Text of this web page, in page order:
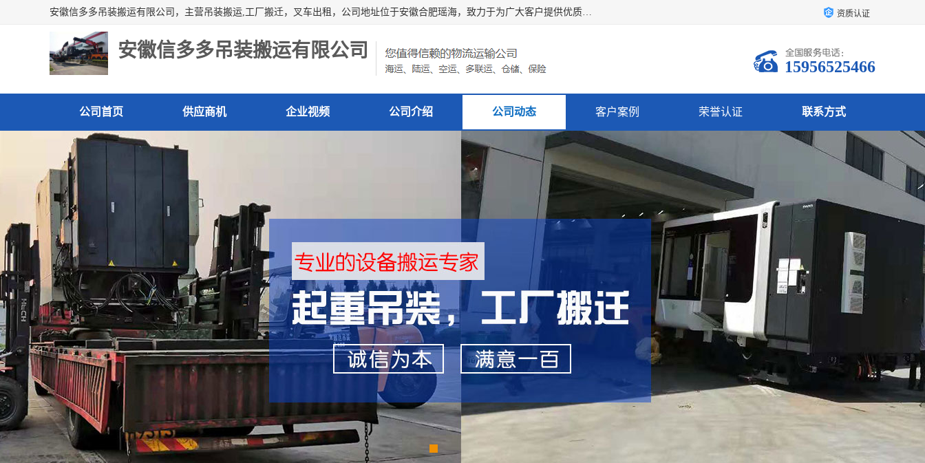
安徽信多多吊装搬运有限公司，主营吊装搬运,工厂搬迁，叉车出租，公司地址位于安徽合肥瑶海，致力于为广大客户提供优质的产品/服务，如果您对我公司的产品服务感兴趣，请联系[安徽信多多吊装搬运有限公司]，期待您的来电。 资质认证
安徽信多多吊装搬运有限公司
15956525466
公司首页 供应商机 企业视频 公司介绍 公司动态 客户案例 荣誉认证 联系方式